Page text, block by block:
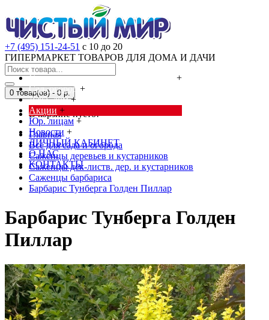
+7 (495) 151-24-51 с 10 до 20
ГИПЕРМАРКЕТ ТОВАРОВ ДЛЯ ДОМА И ДАЧИ
Cредства от насекомых и грызунов
+
Сад, огород +
Дача, дом +
Акции +
Юр. лицам +
Новости +
ЛИЧНЫЙ КАБИНЕТ
О НАС
КОНТАКТЫ
0 товар(ов) - 0 р.
В корзине пусто!
Главная
Всё для сада и огорода
Саженцы деревьев и кустарников
Саженцы дек-листв. дер. и кустарников
Саженцы барбариса
Барбарис Тунберга Голден Пиллар
Барбарис Тунберга Голден
Пиллар